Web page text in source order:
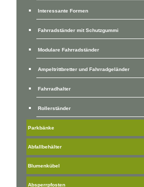
Interessante Formen
Fahrradständer mit Schutzgummi
Modulare Fahrradständer
Ampeltrittbretter und Fahrradgeländer
Fahrradhalter
Rollerständer
Parkbänke
Abfallbehälter
Blumenkübel
Absperrpfosten